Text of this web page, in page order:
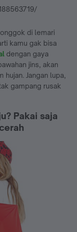
di lemari
kamu gak bisa
dengan gaya
jins, akan
Jangan lupa,
gampang rusak
Pakai saja